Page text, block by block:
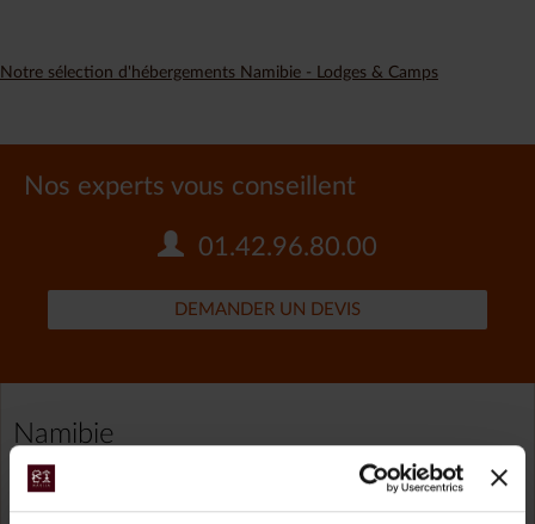
Notre sélection d'hébergements Namibie - Lodges & Camps
Nos experts vous conseillent
01.42.96.80.00
DEMANDER UN DEVIS
Namibie
TOUS NOS VOYAGES NAMIBIE